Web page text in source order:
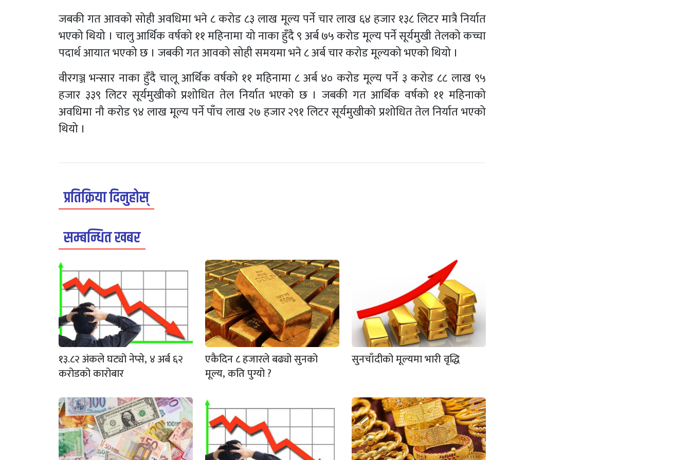
जबकी गत आवको सोही अवधिमा भने ८ करोड ८३ लाख मूल्य पर्ने चार लाख ६४ हजार १३८ लिटर मात्रै निर्यात
भएको थियो । चालु आर्थिक वर्षको ११ महिनामा यो नाका हुँदै ९ अर्ब ७५ करोड मूल्य पर्ने सूर्यमुखी तेलको कच्चा
पदार्थ आयात भएको छ । जबकी गत आवको सोही समयमा भने ८ अर्ब चार करोड मूल्यको भएको थियो ।
वीरगञ्ज भन्सार नाका हुँदै चालू आर्थिक वर्षको ११ महिनामा ८ अर्ब ४० करोड मूल्य पर्ने ३ करोड ८८ लाख ९५
हजार ३३९ लिटर सूर्यमुखीको प्रशोधित तेल निर्यात भएको छ । जबकी गत आर्थिक वर्षको ११ महिनाको
अवधिमा नौ करोड ९४ लाख मूल्य पर्ने पाँच लाख २७ हजार २९१ लिटर सूर्यमुखीको प्रशोधित तेल निर्यात भएको
थियो ।
प्रतिक्रिया दिनुहोस्
सम्बन्धित खबर
१३.८२ अंकले घट्यो नेप्से, ४ अर्ब ६२
करोडको कारोबार
एकैदिन ८ हजारले बढ्यो सुनको
मूल्य, कति पुग्यो ?
सुनचाँदीको मूल्यमा भारी वृद्धि